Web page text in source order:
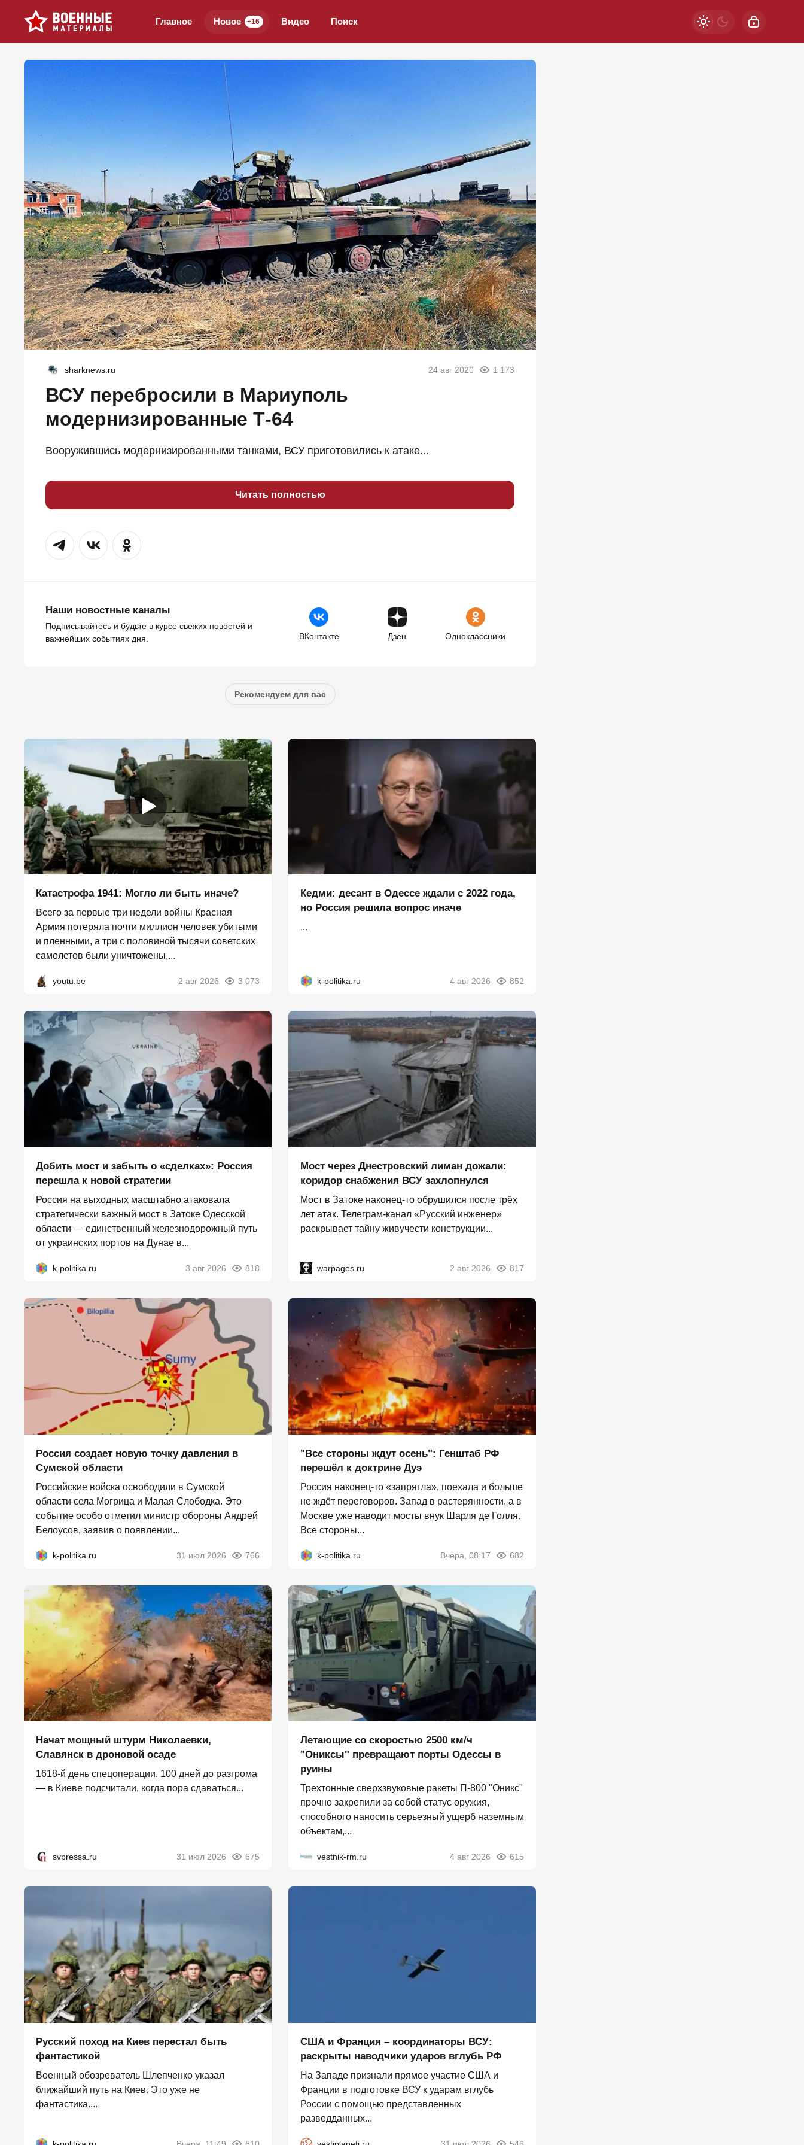
Главное Новое +16 Видео Поиск
sharknews.ru 24 авг 2020 1 173
ВСУ перебросили в Мариуполь
модернизированные Т-64
Вооружившись модернизированными танками, ВСУ приготовились к атаке...
Читать полностью
Наши новостные каналы
Подписывайтесь и будьте в курсе свежих новостей и
важнейших событиях дня.
ВКонтакте Дзен Одноклассники
Рекомендуем для вас
Катастрофа 1941: Могло ли быть иначе?
Всего за первые три недели войны Красная
Армия потеряла почти миллион человек убитыми
и пленными, а три с половиной тысячи советских
самолетов были уничтожены,...
youtu.be 2 авг 2026 3 073
Кедми: десант в Одессе ждали с 2022 года,
но Россия решила вопрос иначе
...
k-politika.ru 4 авг 2026 852
Добить мост и забыть о «сделках»: Россия
перешла к новой стратегии
Россия на выходных масштабно атаковала
стратегически важный мост в Затоке Одесской
области — единственный железнодорожный путь
от украинских портов на Дунае в...
k-politika.ru 3 авг 2026 818
Мост через Днестровский лиман дожали:
коридор снабжения ВСУ захлопнулся
Мост в Затоке наконец-то обрушился после трёх
лет атак. Телеграм-канал «Русский инженер»
раскрывает тайну живучести конструкции...
warpages.ru 2 авг 2026 817
Россия создает новую точку давления в
Сумской области
Российские войска освободили в Сумской
области села Могрица и Малая Слободка. Это
событие особо отметил министр обороны Андрей
Белоусов, заявив о появлении...
k-politika.ru 31 июл 2026 766
"Все стороны ждут осень": Генштаб РФ
перешёл к доктрине Дуэ
Россия наконец-то «запрягла», поехала и больше
не ждёт переговоров. Запад в растерянности, а в
Москве уже наводит мосты внук Шарля де Голля.
Все стороны...
k-politika.ru Вчера, 08:17 682
Начат мощный штурм Николаевки,
Славянск в дроновой осаде
1618-й день спецоперации. 100 дней до разгрома
— в Киеве подсчитали, когда пора сдаваться...
svpressa.ru 31 июл 2026 675
Летающие со скоростью 2500 км/ч
"Ониксы" превращают порты Одессы в
руины
Трехтонные сверхзвуковые ракеты П‑800 "Оникс"
прочно закрепили за собой статус оружия,
способного наносить серьезный ущерб наземным
объектам,...
vestnik-rm.ru 4 авг 2026 615
Русский поход на Киев перестал быть
фантастикой
Военный обозреватель Шлепченко указал
ближайший путь на Киев. Это уже не
фантастика....
США и Франция – координаторы ВСУ:
раскрыты наводчики ударов вглубь РФ
На Западе признали прямое участие США и
Франции в подготовке ВСУ к ударам вглубь
России с помощью представленных
разведданных...